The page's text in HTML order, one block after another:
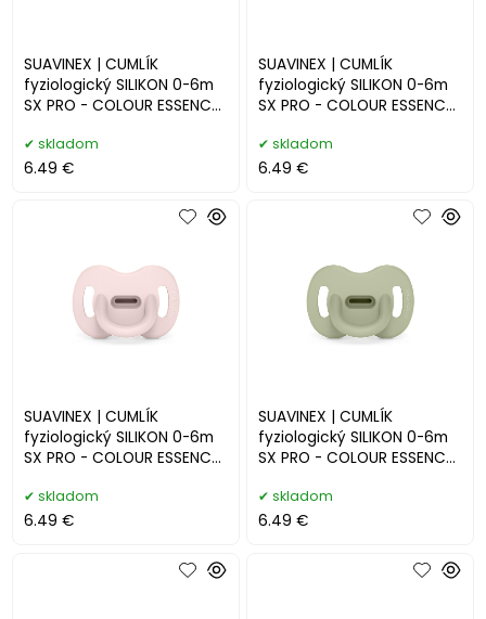
SUAVINEX | CUMLÍK
fyziologický SILIKON 0-6m
SX PRO - COLOUR ESSENCE
skladom
6.49 €
SUAVINEX | CUMLÍK
fyziologický SILIKON 0-6m
SX PRO - COLOUR ESSENCE
skladom
6.49 €
SUAVINEX | CUMLÍK
fyziologický SILIKON 0-6m
SX PRO - COLOUR ESSENCE
skladom
6.49 €
SUAVINEX | CUMLÍK
fyziologický SILIKON 0-6m
SX PRO - COLOUR ESSENCE
skladom
6.49 €